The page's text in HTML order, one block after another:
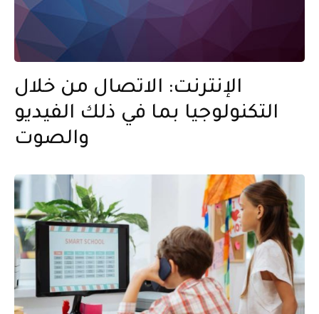
الإنترنت: الاتصال من خلال
التكنولوجيا بما في ذلك الفيديو
والصوت